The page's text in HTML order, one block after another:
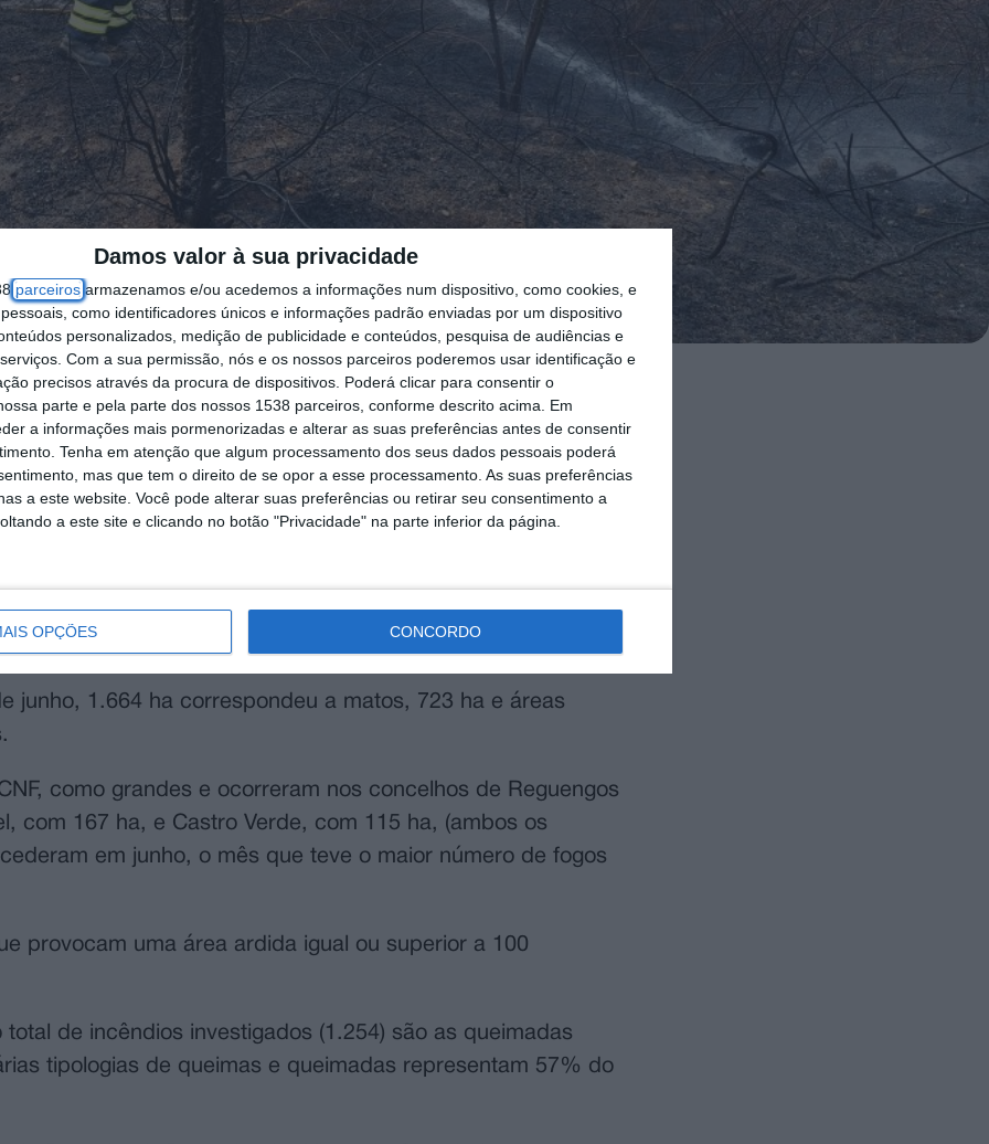
Damos valor à sua privacidade
parceiros armazenamos e/ou acedemos a informações num dispositivo, como cookies, e
como identificadores únicos e informações padrão enviadas por um dispositivo
personalizados, medição de publicidade e conteúdos, pesquisa de audiências e
Com a sua permissão, nós e os nossos parceiros poderemos usar identificação e
precisos através da procura de dispositivos. Poderá clicar para consentir o
parte e pela parte dos nossos 1538 parceiros, conforme descrito acima. Em
a informações mais pormenorizadas e alterar as suas preferências antes de consentir
Tenha em atenção que algum processamento dos seus dados pessoais poderá
mas que tem o direito de se opor a esse processamento. As suas preferências
a este website. Você pode alterar suas preferências ou retirar seu consentimento a
a este site e clicando no botão "Privacidade" na parte inferior da página.
OPÇÕES CONCORDO
rurais, o número mais baixo desde 2014, segundo
Conservação da Natureza e das Florestas (ICNF) divulgado
(ha) de área ardida, o segundo valor mais reduzido dos
1.853 hectares ardidos.
dados do primeiro semestre deste ano com o histórico dos
rurais e menos 80% de área ardida.
junho, 1.664 ha correspondeu a matos, 723 ha e áreas
como grandes e ocorreram nos concelhos de Reguengos
com 167 ha, e Castro Verde, com 115 ha, (ambos os
em junho, o mês que teve o maior número de fogos
provocam uma área ardida igual ou superior a 100
de incêndios investigados (1.254) são as queimadas
tipologias de queimas e queimadas representam 57% do